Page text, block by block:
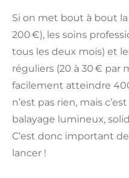
Si on met bout à bout la
200 €), les soins
tous les deux mois) et
réguliers (20 à 30 € par
facilement atteindre
n’est pas rien, mais
balayage lumineux,
C’est donc important
lancer !